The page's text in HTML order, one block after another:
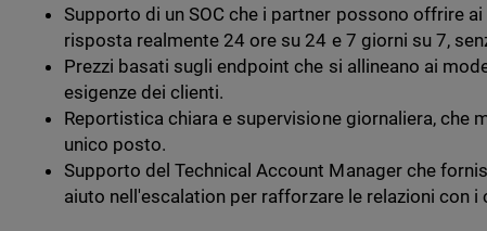
Supporto di un SOC che i partner possono offrire
risposta realmente 24 ore su 24 e 7 giorni su 7,
Prezzi basati sugli endpoint che si allineano ai
esigenze dei clienti.
Reportistica chiara e supervisione giornaliera, che
unico posto.
Supporto del Technical Account Manager che
aiuto nell'escalation per rafforzare le relazioni con i